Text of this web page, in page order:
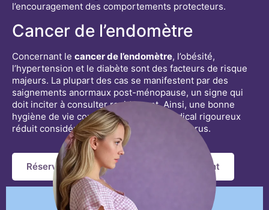
l’encouragement des comportements protecteurs.
Cancer de l’endomètre
Concernant le cancer de l’endomètre, l’obésité,
l’hypertension et le diabète sont des facteurs de risque
majeurs. La plupart des cas se manifestent par des
saignements anormaux post-ménopause, un signe qui
doit inciter à consulter rapidement. Ainsi, une bonne
hygiène de vie combinée à un suivi médical rigoureux
réduit considérablement les risques encourus.
Réservez Votre RDV Gratuit Dès Maintenant